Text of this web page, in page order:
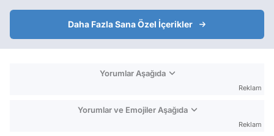
Daha Fazla Sana Özel İçerikler
Yorumlar Aşağıda
Reklam
Yorumlar ve Emojiler Aşağıda
Reklam